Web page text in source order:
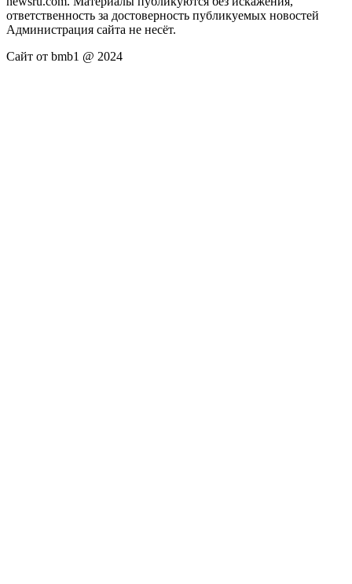
ответственность за достоверность публикуемых новостей
Администрация сайта не несёт.
Сайт от bmb1 @ 2024